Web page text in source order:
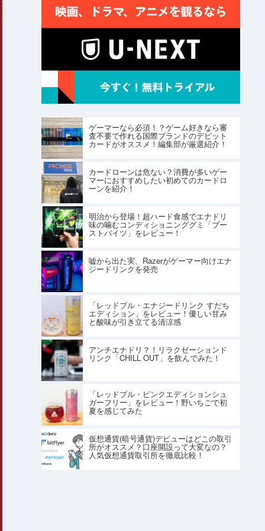
ゲーマーなら必須！？ゲーム好きなら審
査不要で作れる国際ブランドのデビット
カードがオススメ！編集部が厳選紹介！
カードローンは危ない？消費が多いゲー
マーにおすすめしたい初めてのカードロ
ーンを紹介！
明治から登場！超ハード食感でエナドリ
味の噛むコンディショニンググミ「ブー
ストバイツ」をレビュー！
嘘から出た実、Razerがゲーマー向けエナ
ジードリンクを発売
「レッドブル・エナジードリンク すだち
エディション」をレビュー！優しい甘み
と酸味が引き立てる清涼感
アンチエナドリ？！リラクゼーションド
リンク「CHILL OUT」を飲んでみた！
「レッドブル・ピンクエディションシュ
ガーフリー」をレビュー！野いちごで初
夏を感じてみた
仮想通貨(暗号通貨)デビューはどこの取引
所がオススメ？口座開設って大変なの？
人気仮想通貨取引所を徹底比較！